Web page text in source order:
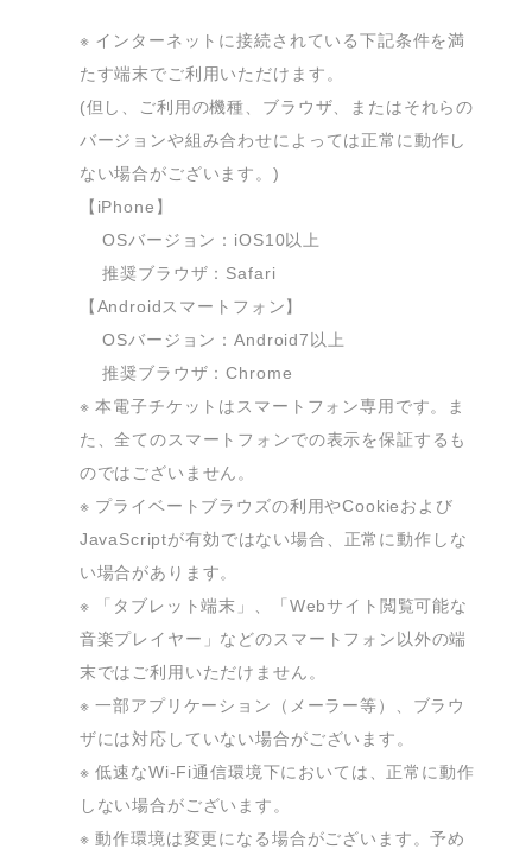
※ インターネットに接続されている下記条件を満
たす端末でご利用いただけます。
(但し、ご利用の機種、ブラウザ、またはそれらの
バージョンや組み合わせによっては正常に動作し
ない場合がございます。)
【iPhone】
【Androidスマートフォン】
※ 本電子チケットはスマートフォン専用です。ま
た、全てのスマートフォンでの表示を保証するも
のではございません。
※ プライベートブラウズの利用やCookieおよび
JavaScriptが有効ではない場合、正常に動作しな
い場合があります。
※ 「タブレット端末」、「Webサイト閲覧可能な
音楽プレイヤー」などのスマートフォン以外の端
末ではご利用いただけません。
※ 一部アプリケーション（メーラー等）、ブラウ
ザには対応していない場合がございます。
※ 低速なWi-Fi通信環境下においては、正常に動作
しない場合がございます。
※ 動作環境は変更になる場合がございます。予め